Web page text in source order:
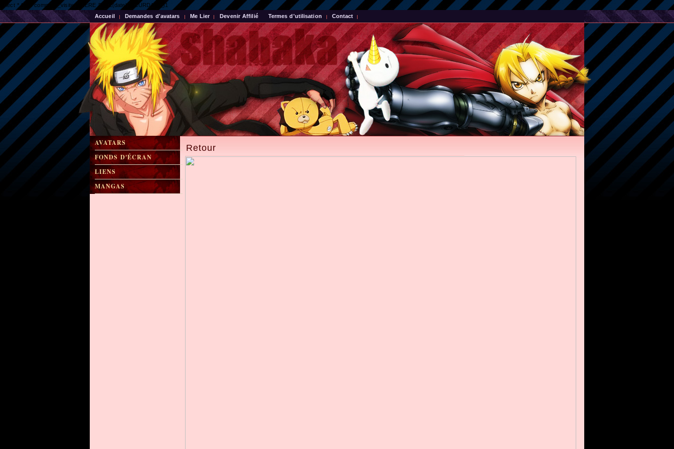
select * from compteur_visite WHERE DATE(date) = CURDATE()1
Accueil
Demandes d'avatars Me Lier Devenir Affilié Termes d'utilisation Contact
AVATARS
FONDS D'ÉCRAN
LIENS
MANGAS
Retour